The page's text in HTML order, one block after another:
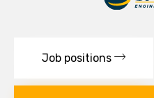
Job positions